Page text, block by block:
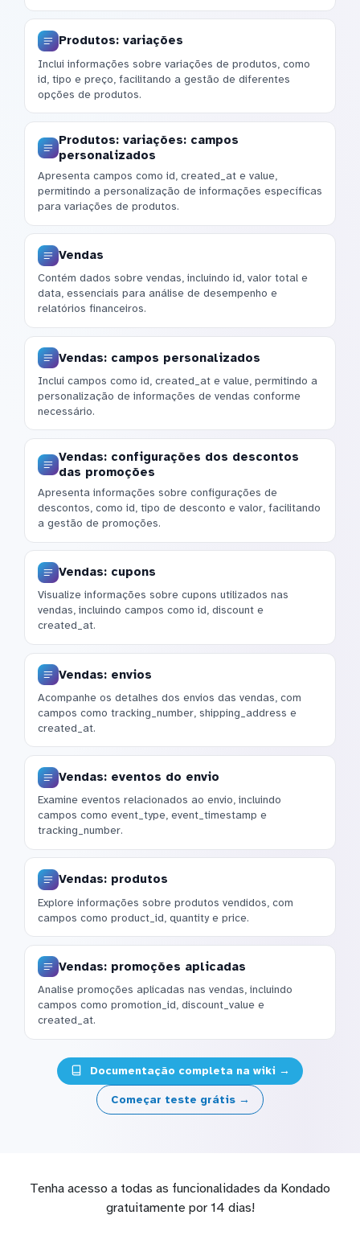
Produtos: variações
Inclui informações sobre variações de produtos, como
id, tipo e preço, facilitando a gestão de diferentes
opções de produtos.
Produtos: variações: campos
personalizados
Apresenta campos como id, created_at e value,
permitindo a personalização de informações específicas
para variações de produtos.
Vendas
Contém dados sobre vendas, incluindo id, valor total e
data, essenciais para análise de desempenho e
relatórios financeiros.
Vendas: campos personalizados
Inclui campos como id, created_at e value, permitindo a
personalização de informações de vendas conforme
necessário.
Vendas: configurações dos descontos
das promoções
Apresenta informações sobre configurações de
descontos, como id, tipo de desconto e valor, facilitando
a gestão de promoções.
Vendas: cupons
Visualize informações sobre cupons utilizados nas
vendas, incluindo campos como id, discount e
created_at.
Vendas: envios
Acompanhe os detalhes dos envios das vendas, com
campos como tracking_number, shipping_address e
created_at.
Vendas: eventos do envio
Examine eventos relacionados ao envio, incluindo
campos como event_type, event_timestamp e
tracking_number.
Vendas: produtos
Explore informações sobre produtos vendidos, com
campos como product_id, quantity e price.
Vendas: promoções aplicadas
Analise promoções aplicadas nas vendas, incluindo
campos como promotion_id, discount_value e
created_at.
Documentação completa na wiki →
Começar teste grátis →
Tenha acesso a todas as funcionalidades da Kondado
gratuitamente por 14 dias!